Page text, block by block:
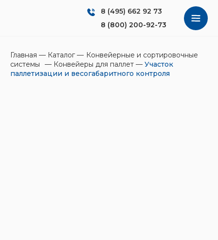
8 (495) 662 92 73
8 (800) 200-92-73
паллетизации и весогабаритного контроля